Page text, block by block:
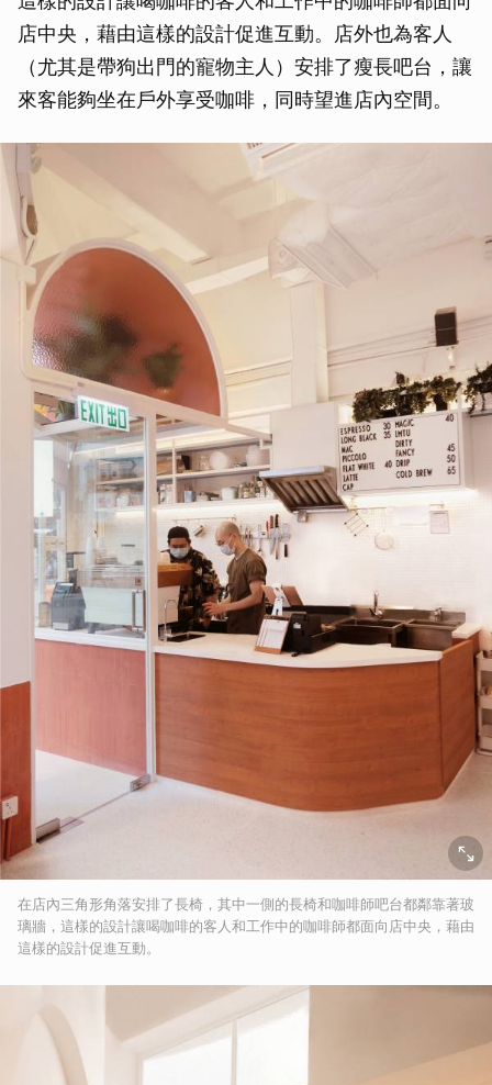
店中央，藉由這樣的設計促進互動。店外也為客人
（尤其是帶狗出門的寵物主人）安排了瘦長吧台，讓
來客能夠坐在戶外享受咖啡，同時望進店內空間。
在店內三角形角落安排了長椅，其中一側的長椅和咖啡師吧台都鄰靠著玻
璃牆，這樣的設計讓喝咖啡的客人和工作中的咖啡師都面向店中央，藉由
這樣的設計促進互動。